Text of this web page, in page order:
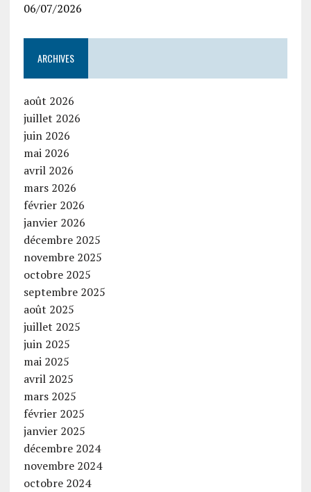
06/07/2026
ARCHIVES
août 2026
juillet 2026
juin 2026
mai 2026
avril 2026
mars 2026
février 2026
janvier 2026
décembre 2025
novembre 2025
octobre 2025
septembre 2025
août 2025
juillet 2025
juin 2025
mai 2025
avril 2025
mars 2025
février 2025
janvier 2025
décembre 2024
novembre 2024
octobre 2024